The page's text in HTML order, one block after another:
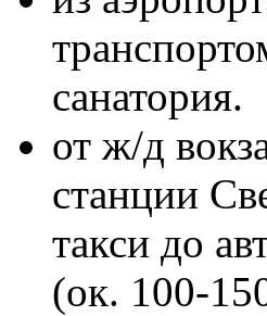
санатория.
от ж/д
станции
такси до
(ок. 100-